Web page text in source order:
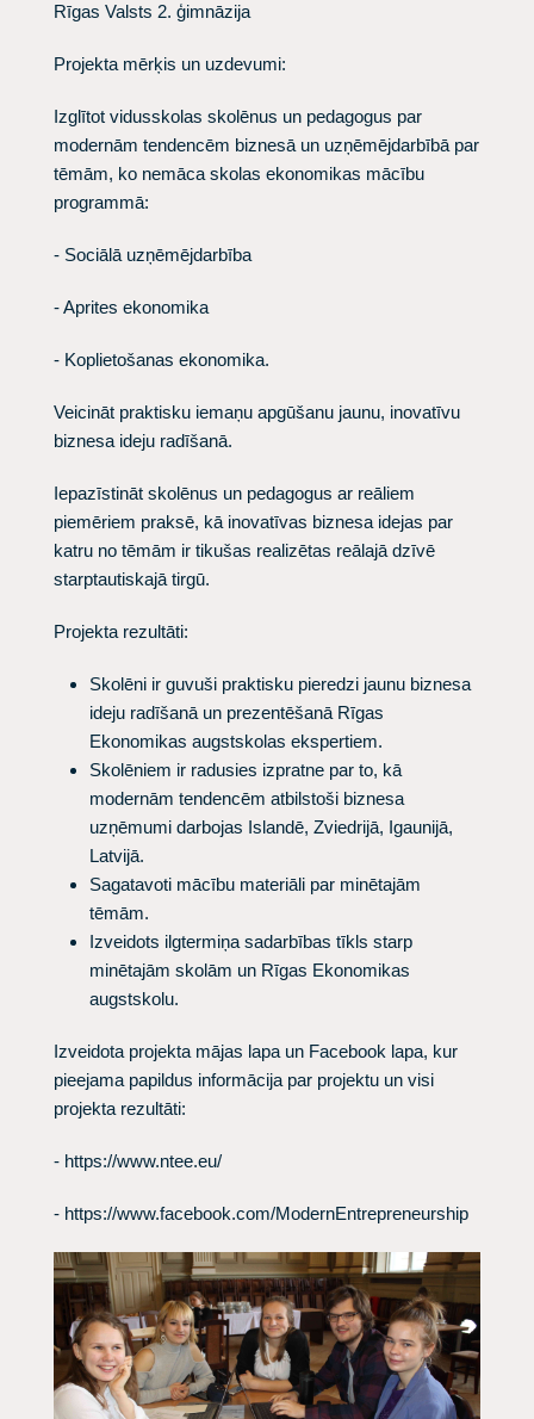
Rīgas Valsts 2. ģimnāzija
Projekta mērķis un uzdevumi:
Izglītot vidusskolas skolēnus un pedagogus par
modernām tendencēm biznesā un uzņēmējdarbībā par
tēmām, ko nemāca skolas ekonomikas mācību
programmā:
- Sociālā uzņēmējdarbība
- Aprites ekonomika
- Koplietošanas ekonomika.
Veicināt praktisku iemaņu apgūšanu jaunu, inovatīvu
biznesa ideju radīšanā.
Iepazīstināt skolēnus un pedagogus ar reāliem
piemēriem praksē, kā inovatīvas biznesa idejas par
katru no tēmām ir tikušas realizētas reālajā dzīvē
starptautiskajā tirgū.
Projekta rezultāti:
Skolēni ir guvuši praktisku pieredzi jaunu biznesa
ideju radīšanā un prezentēšanā Rīgas
Ekonomikas augstskolas ekspertiem.
Skolēniem ir radusies izpratne par to, kā
modernām tendencēm atbilstoši biznesa
uzņēmumi darbojas Islandē, Zviedrijā, Igaunijā,
Latvijā.
Sagatavoti mācību materiāli par minētajām
tēmām.
Izveidots ilgtermiņa sadarbības tīkls starp
minētajām skolām un Rīgas Ekonomikas
augstskolu.
Izveidota projekta mājas lapa un Facebook lapa, kur
pieejama papildus informācija par projektu un visi
projekta rezultāti:
- https://www.ntee.eu/
- https://www.facebook.com/ModernEntrepreneurship